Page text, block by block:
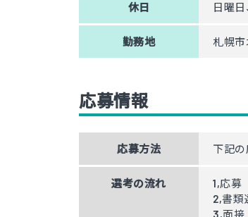
休日 日曜日
勤務地 札幌市
応募情報
応募方法 下記
選考の流れ
1,応募
2,書類
3,面接